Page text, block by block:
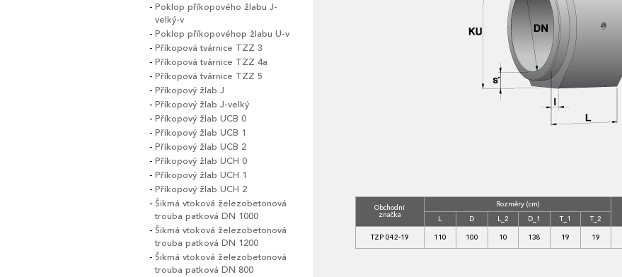
Poklop příkopového žlabu J-
velký-v
Poklop příkopovéhop žlabu U-v
Příkopová tvárnice TZZ 3
Příkopová tvárnice TZZ 4a
Příkopová tvárnice TZZ 5
Příkopový žlab J
Příkopový žlab J-velký
Příkopový žlab UCB 0
Příkopový žlab UCB 1
Příkopový žlab UCB 2
Příkopový žlab UCH 0
Příkopový žlab UCH 1
Příkopový žlab UCH 2
Šikmá vtoková železobetonová
trouba patková DN 1000
Šikmá vtoková železobetonová
trouba patková DN 1200
Šikmá vtoková železobetonová
trouba patková DN 800
Obchodní
značka
Rozměry (cm)
L D L_2 D_1 T_1
T_2
TZP 042-19
110 100 10 138 19 19